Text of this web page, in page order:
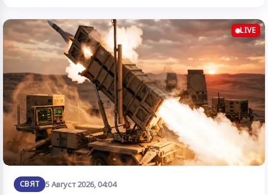
LIVE
СВЯТ 5 Август 2026, 04:04